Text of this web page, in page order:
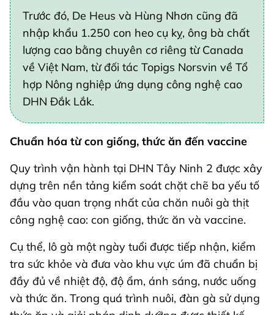
Trước đó, De Heus và Hùng Nhơn cũng đã
nhập khẩu 1.250 con heo cụ kỵ, ông bà chất
lượng cao bằng chuyên cơ riêng từ Canada
về Việt Nam, từ đối tác Topigs Norsvin về Tổ
hợp Nông nghiệp ứng dụng công nghệ cao
DHN Đắk Lắk.
Chuẩn hóa từ con giống, thức ăn đến vaccine
Quy trình vận hành tại DHN Tây Ninh 2 được xây
dựng trên nền tảng kiểm soát chặt chẽ ba yếu tố
đầu vào quan trọng nhất của chăn nuôi gà thịt
công nghệ cao: con giống, thức ăn và vaccine.
Cụ thể, lô gà một ngày tuổi được tiếp nhận, kiểm
tra sức khỏe và đưa vào khu vực úm đã chuẩn bị
đầy đủ về nhiệt độ, độ ẩm, ánh sáng, nước uống
và thức ăn. Trong quá trình nuôi, đàn gà sử dụng